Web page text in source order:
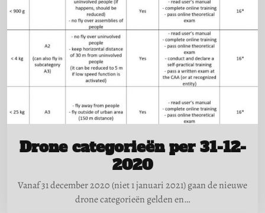
Drone categorieën per 31-12-
2020
Vanaf 31 december 2020 (niet 1 januari 2021) gaan de nieuwe
drone categorieën gelden en…